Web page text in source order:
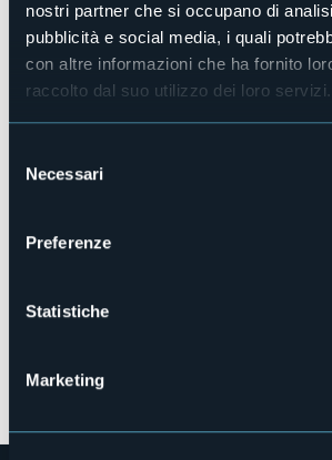
nostri partner che si occupano di
pubblicità e social media, i quali
con altre informazioni che ha fornito
raccolto dal suo utilizzo dei loro servizi.
delNecessari
Preferenze
Statistiche
Marketing
Prenota la struttura
Via Pratolungo, 47
Apri mappa